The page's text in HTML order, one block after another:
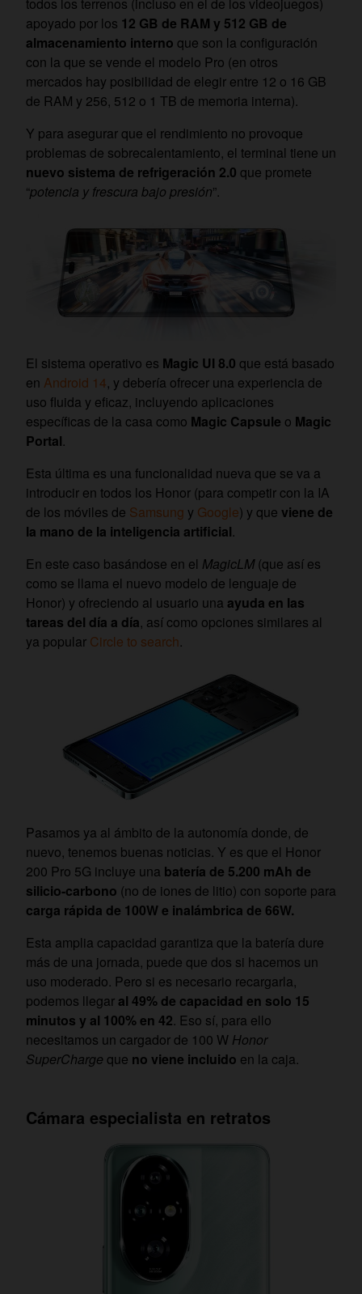
apoyado por los 12 GB de RAM y 512 GB de
almacenamiento interno que son la configuración
con la que se vende el modelo Pro (en otros
mercados hay posibilidad de elegir entre 12 o 16 GB
de RAM y 256, 512 o 1 TB de memoria interna).
Y para asegurar que el rendimiento no provoque
problemas de sobrecalentamiento, el terminal tiene un
nuevo sistema de refrigeración 2.0 que promete
“potencia y frescura bajo presión”.
El sistema operativo es Magic UI 8.0 que está basado
en Android 14, y debería ofrecer una experiencia de
uso fluida y eficaz, incluyendo aplicaciones
específicas de la casa como Magic Capsule o Magic
Portal.
Esta última es una funcionalidad nueva que se va a
introducir en todos los Honor (para competir con la IA
de los móviles de Samsung y Google) y que viene de
la mano de la inteligencia artificial.
En este caso basándose en el MagicLM(que así es
como se llama el nuevo modelo de lenguaje de
Honor) y ofreciendo al usuario una ayuda en las
tareas del día a día, así como opciones similares al
ya popular Circle to search.
Pasamos ya al ámbito de la autonomía donde, de
nuevo, tenemos buenas noticias. Y es que el Honor
200 Pro 5G incluye una batería de 5.200 mAh de
silicio-carbono (no de iones de litio) con soporte para
carga rápida de 100W e inalámbrica de 66W.
Esta amplia capacidad garantiza que la batería dure
más de una jornada, puede que dos si hacemos un
uso moderado. Pero si es necesario recargarla,
podemos llegar al 49% de capacidad en solo 15
minutos y al 100% en 42. Eso sí, para ello
necesitamos un cargador de 100 W Honor
SuperCharge que no viene incluido en la caja.
Cámara especialista en retratos